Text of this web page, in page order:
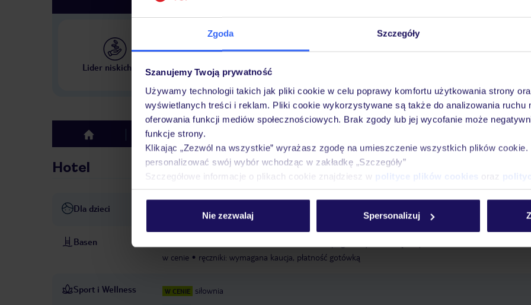
Zgoda Szczegóły
Szanujemy Twoją prywatność
Używamy technologii takich jak pliki cookie w celu poprawy komfortu użytkowania strony
wyświetlanych treści i reklam. Pliki cookie wykorzystywane są także do analizowania ruchu
oferowania funkcji mediów społecznościowych. Brak zgody lub jej wycofanie może
funkcje strony.
Klikając „Zezwól na wszystkie” wyrażasz zgodę na umieszczenie wszystkich plików
personalizować swój wybór wchodząc w zakładkę „Szczegóły”
Szczegółowe informacje o plikach cookie znajdziesz w polityce plików cookies oraz
Nie zezwalaj Spersonalizuj
Lider niskich cen
w Polsce
top Hotel
Hotel
Dla dzieci łóżeczka dla dzieci/niemowląt: w cenie, na zapytanie
Basen
w cenie
ręczniki: wymagana kaucja, płatność gotówką
Sport i Wellness W CENIE siłownia